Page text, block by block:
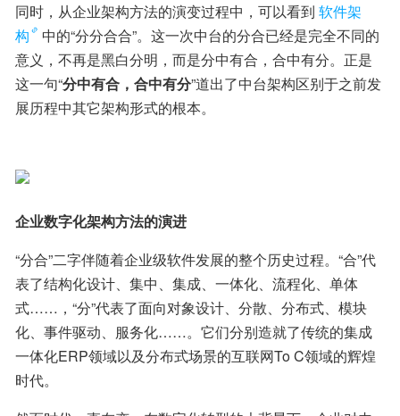
同时，从企业架构方法的演变过程中，可以看到 软件架
构
中的“分分合合”。这一次中台的分合已经是完全不同的
意义，不再是黑白分明，而是分中有合，合中有分。正是
这一句“分中有合，合中有分”道出了中台架构区别于之前发
展历程中其它架构形式的根本。
企业数字化架构方法的演进
“分合”二字伴随着企业级软件发展的整个历史过程。“合”代
表了结构化设计、集中、集成、一体化、流程化、单体
式……，“分”代表了面向对象设计、分散、分布式、模块
化、事件驱动、服务化……。它们分别造就了传统的集成
一体化ERP领域以及分布式场景的互联网To C领域的辉煌
时代。